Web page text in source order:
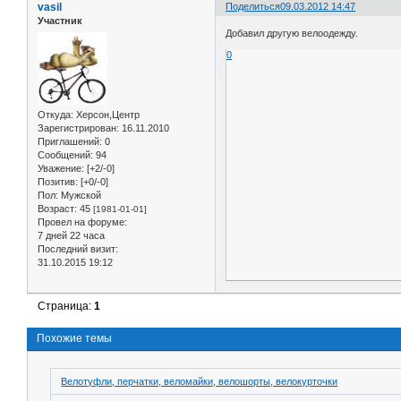
Поделиться09.03.2012 14:47
vasil
Участник
Откуда: Херсон,Центр
Зарегистрирован: 16.11.2010
Приглашений: 0
Сообщений: 94
Уважение: [+2/-0]
Позитив: [+0/-0]
Пол: Мужской
Возраст: 45 [1981-01-01]
Провел на форуме:
7 дней 22 часа
Последний визит:
31.10.2015 19:12
Добавил другую велоодежду.
0
Страница:1
Похожие темы
Велотуфли, перчатки, веломайки, велошорты, велокурточки